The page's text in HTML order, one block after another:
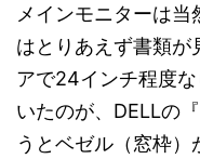
メインモニターは
はとりあえず書類が
アで24インチ程度
いたのが、DELLの
うとベゼル（窓枠